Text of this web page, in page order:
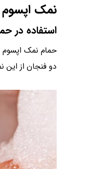
نمک اپسوم
استفاده در
حمام نمک
دو فنجان از این